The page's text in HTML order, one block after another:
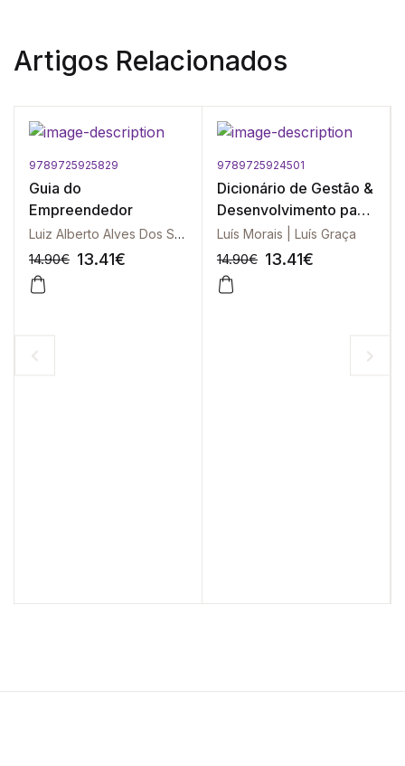
Artigos Relacionados
9789725925829
Guia do
Empreendedor
Luiz Alberto Alves Dos Santos
14.90€ 13.41€
-10%
9789725924501
Dicionário de Gestão &
Desenvolvimento para
a Lusofonia
Luís Morais | Luís Graça
14.90€ 13.41€